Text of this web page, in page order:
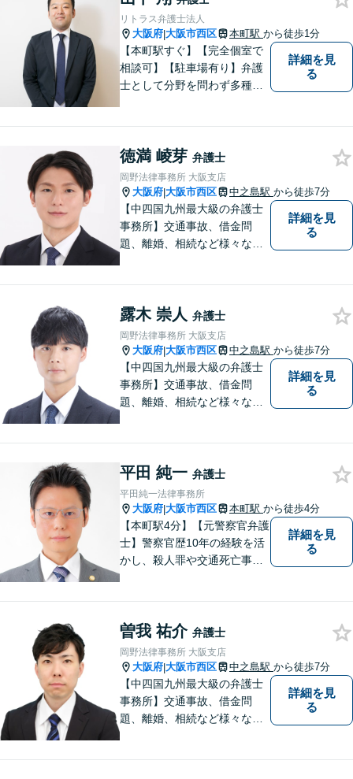
ポートいたします。【電話相
談も対応可能】
リトラス弁護士法人
大阪府|大阪市西区 本町駅 から徒歩1分
【本町駅すぐ】【完全個室で
相談可】【駐車場有り】弁護
士として分野を問わず多種多
ってしまう方もいらっしゃる
かもしれませんが、まずはお
気軽にご相談ください。
詳細を見
る
徳満 崚芽 弁護士
岡野法律事務所 大阪支店
大阪府|大阪市西区 中之島駅 から徒歩7分
【中四国九州最大級の弁護士
事務所】交通事故、借金問
題、離婚、相続など様々な問
い！
詳細を見
る
露木 崇人 弁護士
岡野法律事務所 大阪支店
大阪府|大阪市西区 中之島駅 から徒歩7分
【中四国九州最大級の弁護士
事務所】交通事故、借金問
題、離婚、相続など様々な問
い！
詳細を見
る
平田 純一 弁護士
平田純一法律事務所
大阪府|大阪市西区 本町駅 から徒歩4分
【本町駅4分】【元警察官弁護
士】警察官歴10年の経験を活
かし、殺人罪や交通死亡事故
す。男女問題や労働問題な
ど、多岐に渡る分野に力を注
いでおります。ぜひお気軽に
ご相談ください。
詳細を見
る
曽我 祐介 弁護士
岡野法律事務所 大阪支店
大阪府|大阪市西区 中之島駅 から徒歩7分
【中四国九州最大級の弁護士
事務所】交通事故、借金問
題、離婚、相続など様々な問
詳細を見
る